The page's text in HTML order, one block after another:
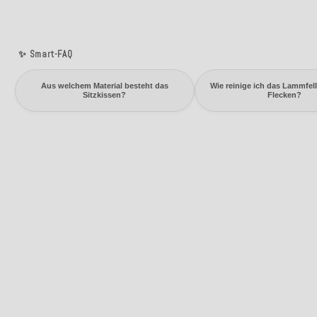
✨ Smart-FAQ
Aus welchem Material besteht das
Sitzkissen?
Wie reinige ich das
Flecken?